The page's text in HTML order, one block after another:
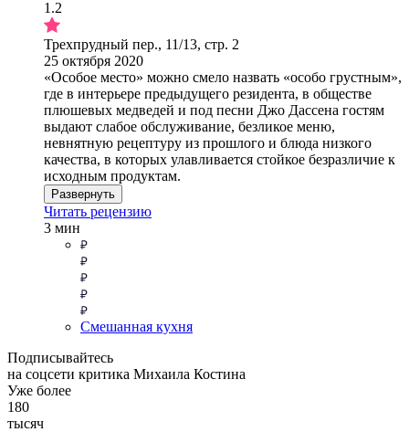
1.2
Трехпрудный пер., 11/13, стр. 2
25 октября 2020
«Особое место» можно смело назвать «особо грустным»,
где в интерьере предыдущего резидента, в обществе
плюшевых медведей и под песни Джо Дассена гостям
выдают слабое обслуживание, безликое меню,
невнятную рецептуру из прошлого и блюда низкого
качества, в которых улавливается стойкое безразличие к
исходным продуктам.
Развернуть
Читать рецензию
3 мин
Смешанная кухня
Подписывайтесь
на соцсети критика Михаила Костина
Уже более
180
тысяч